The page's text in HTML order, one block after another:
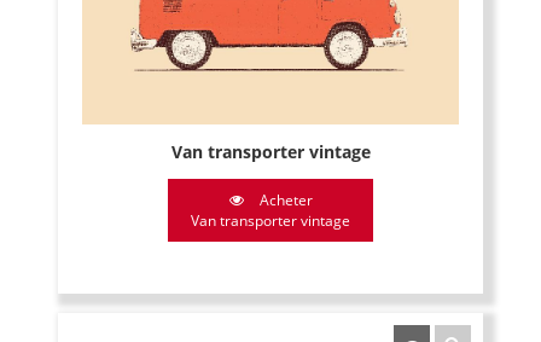
Van transporter vintage
Acheter
Van transporter vintage